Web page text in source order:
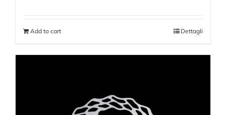
Add to cart Dettagli